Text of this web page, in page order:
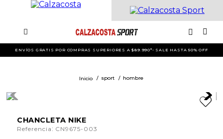
ENVÍOS GRATIS POR COMPRAS SUPERIORES A $89.990*- SALE HASTA 50% OFF
sport hombre
CHANCLETA NIKE
Referencia : CN9675-003